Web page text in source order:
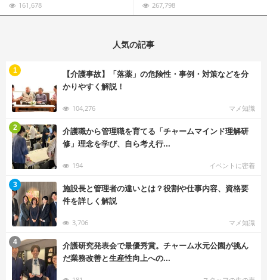
161,678 267,798
人気の記事
【介護事故】「落薬」の危険性・事例・対策などを分
かりやすく解説！
104,276 マメ知識
1
介護職から管理職を育てる「チャームマインド理解研
修」理念を学び、自ら考え行...
194 イベントに密着
2
施設長と管理者の違いとは？役割や仕事内容、資格要
件を詳しく解説
3,706 マメ知識
3
介護研究発表会で最優秀賞。チャーム水元公園が挑ん
だ業務改善と生産性向上への...
4